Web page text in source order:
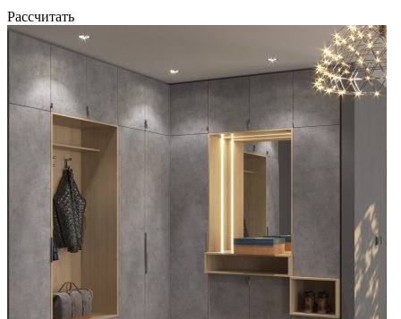
Рассчитать